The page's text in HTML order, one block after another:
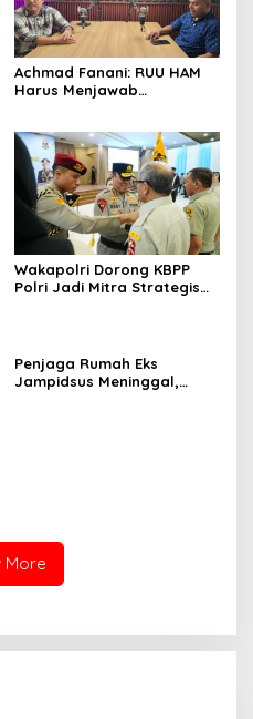
Achmad Fanani: RUU HAM
Harus Menjawab
Wakapolri Dorong KBPP
Polri Jadi Mitra Strategis
Penjaga Rumah Eks
Jampidsus Meninggal,
More